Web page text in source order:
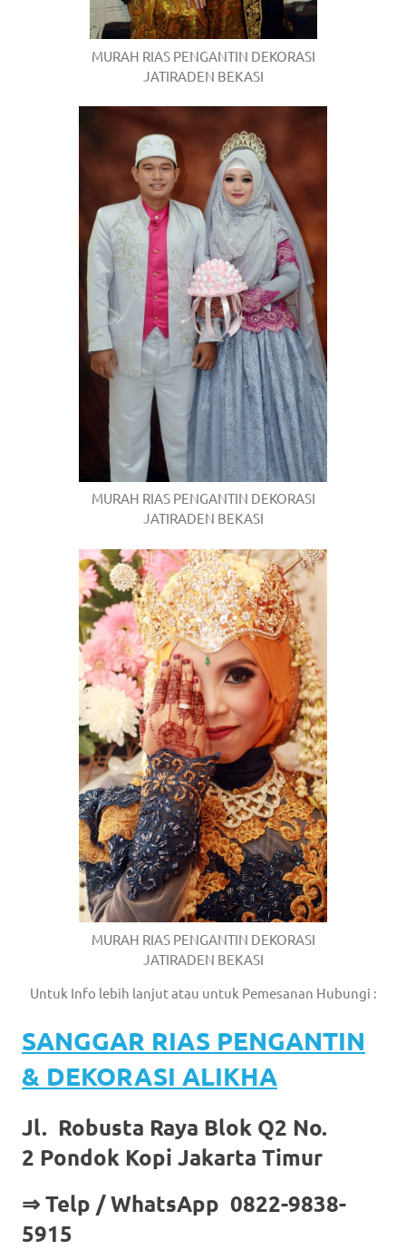
MURAH RIAS PENGANTIN DEKORASI
JATIRADEN BEKASI
MURAH RIAS PENGANTIN DEKORASI
JATIRADEN BEKASI
MURAH RIAS PENGANTIN DEKORASI
JATIRADEN BEKASI
Untuk Info lebih lanjut atau untuk Pemesanan Hubungi :
SANGGAR RIAS PENGANTIN
& DEKORASI ALIKHA
Jl. Robusta Raya Blok Q2 No.
2 Pondok Kopi Jakarta Timur
⇒ Telp / WhatsApp 0822-9838-
5915